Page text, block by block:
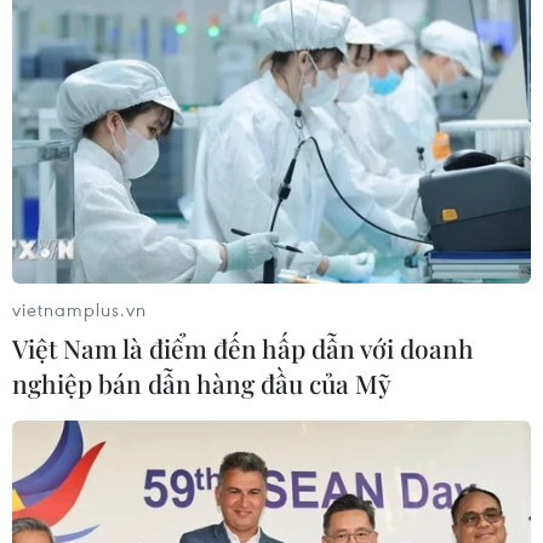
Góc tham chiếu cho Việt Nam
07/08/2026 04:08
Bỉ tìm ra hướng đi mới trong điều trị
ung thư gan di căn
07/08/2026 04:05
Nga thoái vốn nhà nước khỏi Sân bay
Quốc tế Sheremetyevo
07/08/2026 00:22
Nga thông báo tấn công căn
cứ ngầm của Ukraine
vietnamplus.vn
Việt Nam là điểm đến hấp dẫn với doanh
nghiệp bán dẫn hàng đầu của Mỹ